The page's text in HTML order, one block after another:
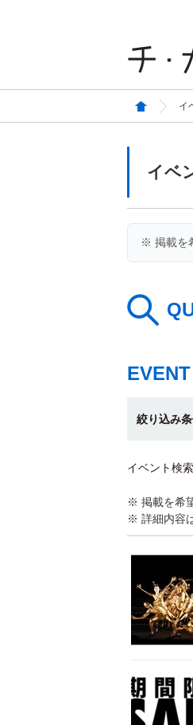
イ
イベ
※ 掲載を
EVENT
絞り込み
イベント検
※ 掲載を希
※ 詳細内容